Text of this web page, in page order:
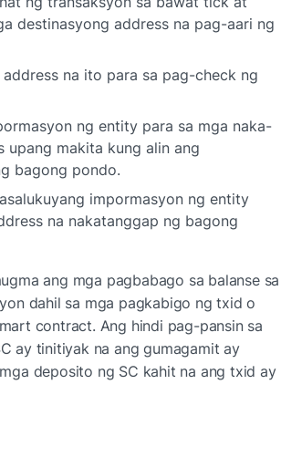
destinasyong address na pag-aari ng
na ito para sa pag-check ng
ng entity para sa mga naka-
upang makita kung alin ang
bagong pondo.
impormasyon ng entity
na nakatanggap ng bagong
ang mga pagbabago sa balanse sa
dahil sa mga pagkabigo ng txid o
contract. Ang hindi pag-pansin sa
ay tinitiyak na ang gumagamit ay
deposito ng SC kahit na ang txid ay